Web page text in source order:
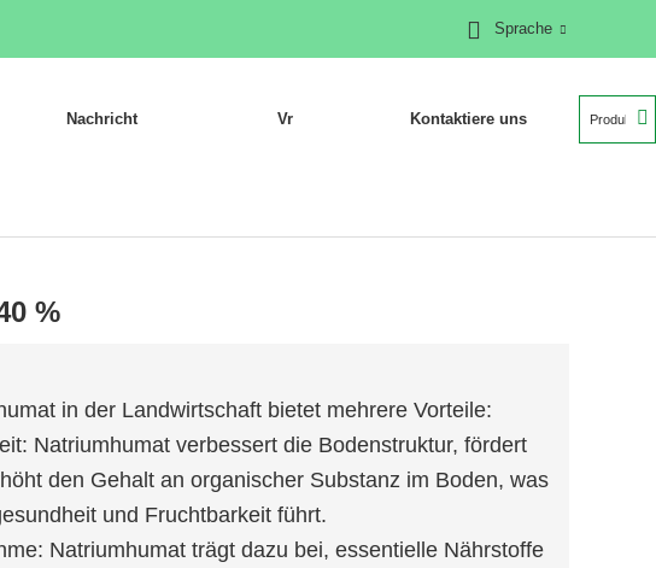
Sprache
Nachricht Vr Kontaktiere uns
%
in der Landwirtschaft bietet mehrere Vorteile:
Natriumhumat verbessert die Bodenstruktur, fördert
den Gehalt an organischer Substanz im Boden, was
und Fruchtbarkeit führt.
Natriumhumat trägt dazu bei, essentielle Nährstoffe